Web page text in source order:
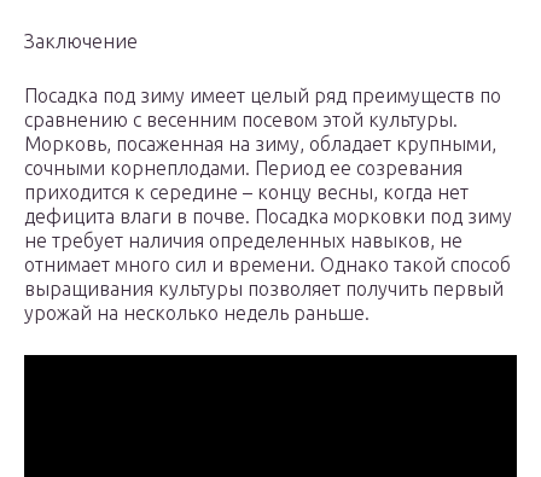
Заключение
Посадка под зиму имеет целый ряд преимуществ по
сравнению с весенним посевом этой культуры.
Морковь, посаженная на зиму, обладает крупными,
сочными корнеплодами. Период ее созревания
приходится к середине – концу весны, когда нет
дефицита влаги в почве. Посадка морковки под зиму
не требует наличия определенных навыков, не
отнимает много сил и времени. Однако такой способ
выращивания культуры позволяет получить первый
урожай на несколько недель раньше.